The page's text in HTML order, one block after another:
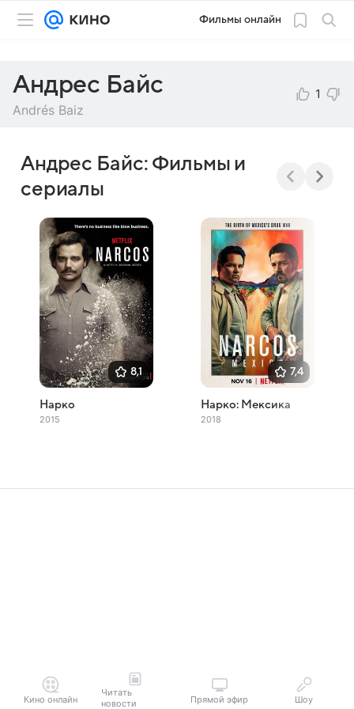
Фильмы онлайн
Андрес Байс
Andrés Baiz
1
Андрес Байс: Фильмы и
сериалы
8,1
Нарко
2015
7,4
Нарко: Мексика
2018
Кино онлайн
Читать
новости
Прямой эфир Шоу